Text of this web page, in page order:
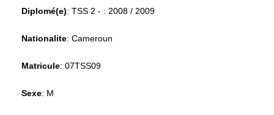
Diplomé(e): TSS 2 - : 2008 / 2009
Nationalite: Cameroun
Matricule: 07TSS09
Sexe: M